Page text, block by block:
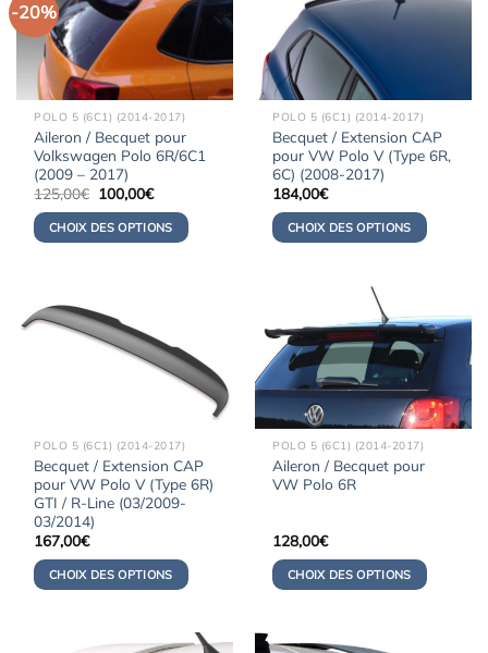
-20%
POLO 5 (6C1) (2014-2017)
Aileron / Becquet pour
Volkswagen Polo 6R/6C1
(2009 – 2017)
125,00€ Le
prix
initial
était :
125,00€.
100,00€Le
actuel
est :
100,00€.
CHOIX DES OPTIONS
POLO 5 (6C1) (2014-2017)
Becquet / Extension CAP
pour VW Polo V (Type 6R,
6C) (2008-2017)
184,00€
CHOIX DES OPTIONS
POLO 5 (6C1) (2014-2017)
Becquet / Extension CAP
pour VW Polo V (Type 6R)
GTI / R-Line (03/2009-
03/2014)
167,00€
CHOIX DES OPTIONS
POLO 5 (6C1) (2014-2017)
Aileron / Becquet pour
VW Polo 6R
128,00€
CHOIX DES OPTIONS